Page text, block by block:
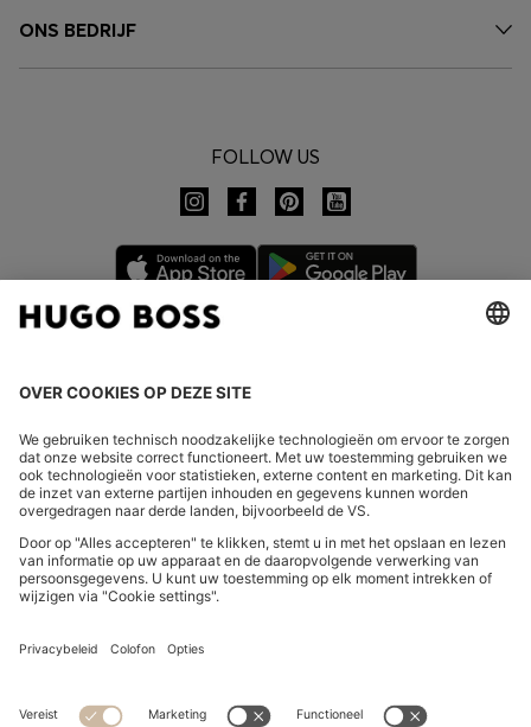
ONS BEDRIJF
FOLLOW US
LAND WIJZIGEN:
Herroeping indienen FAQs Bedrijfsgegevens
Privacyverklaring Online StoreVerklaring over de toegankelijkheid
Privacyverklaring HUGO BOSS EXPERIENCE
Privacyverklaring HUGO BOSS Newsletter